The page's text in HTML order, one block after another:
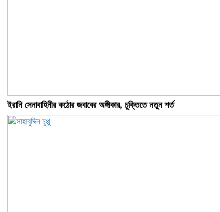
ইরানি সেনাবাহিনীর কঠোর জবাবের অঙ্গীকার, চুক্তিতে নতুন শর্ত